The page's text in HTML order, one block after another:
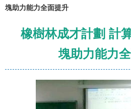
塊助力能力全面提升
橡樹林成才計劃 計
塊助力能力